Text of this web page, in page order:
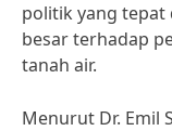
politik yang
besar terhadap
tanah air.
Menurut Dr. Emil